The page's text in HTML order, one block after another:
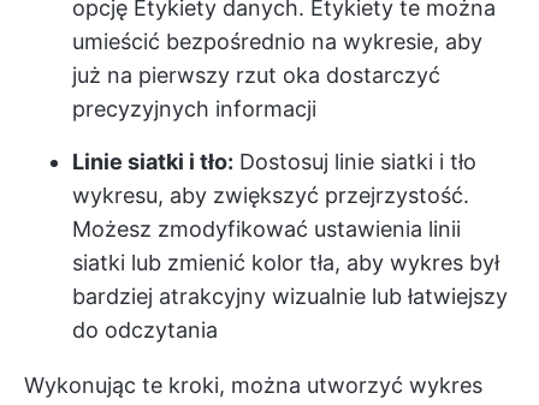
opcję Etykiety danych. Etykiety te można
umieścić bezpośrednio na wykresie, aby
już na pierwszy rzut oka dostarczyć
precyzyjnych informacji
Linie siatki i tło: Dostosuj linie siatki i tło
wykresu, aby zwiększyć przejrzystość.
Możesz zmodyfikować ustawienia linii
siatki lub zmienić kolor tła, aby wykres był
bardziej atrakcyjny wizualnie lub łatwiejszy
do odczytania
Wykonując te kroki, można utworzyć wykres